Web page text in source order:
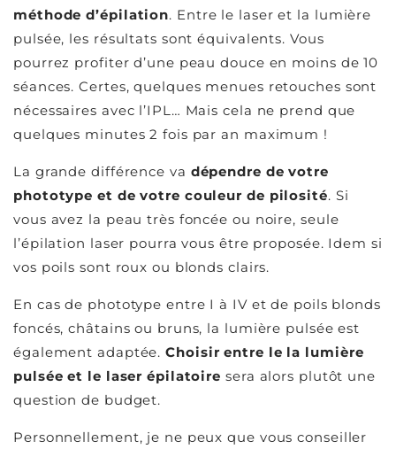
méthode d’épilation. Entre le laser et la lumière
pulsée, les résultats sont équivalents. Vous
pourrez profiter d’une peau douce en moins de 10
séances. Certes, quelques menues retouches sont
nécessaires avec l’IPL… Mais cela ne prend que
quelques minutes 2 fois par an maximum !
La grande différence va dépendre de votre
phototype et de votre couleur de pilosité. Si
vous avez la peau très foncée ou noire, seule
l’épilation laser pourra vous être proposée. Idem si
vos poils sont roux ou blonds clairs.
En cas de phototype entre I à IV et de poils blonds
foncés, châtains ou bruns, la lumière pulsée est
également adaptée.Choisir entre le la lumière
pulsée et le laser épilatoire sera alors plutôt une
question de budget.
Personnellement, je ne peux que vous conseiller